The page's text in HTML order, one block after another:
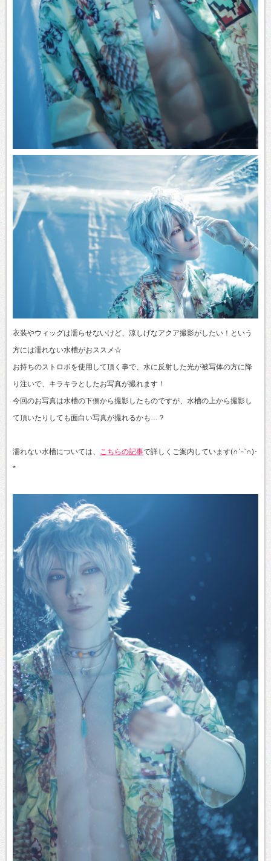
衣装やウィッグは濡らせないけど、涼しげなアクア撮影がしたい！という
方には濡れない水槽がおススメ☆
お持ちのストロボを使用して頂く事で、水に反射した光が被写体の方に降
り注いで、キラキラとしたお写真が撮れます！
今回のお写真は水槽の下側から撮影したものですが、水槽の上から撮影し
て頂いたりしても面白い写真が撮れるかも…？
濡れない水槽については、 こちらの記事で詳しくご案内しています(∩ˊᵕˋ∩)･
*